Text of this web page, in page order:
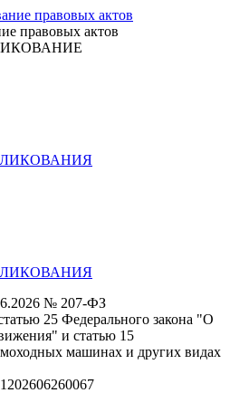
правовых актов
№ 207-ФЗ
25 Федерального закона "О
и статью 15
машинах и других видах